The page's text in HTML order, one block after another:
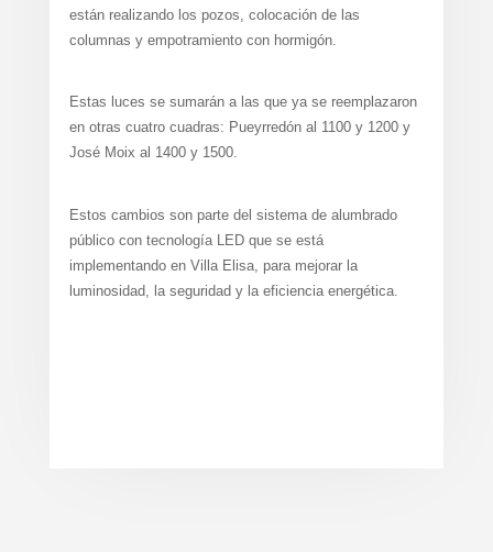
están realizando los pozos, colocación de las
columnas y empotramiento con hormigón.
Estas luces se sumarán a las que ya se reemplazaron
en otras cuatro cuadras: Pueyrredón al 1100 y 1200 y
José Moix al 1400 y 1500.
Estos cambios son parte del sistema de alumbrado
público con tecnología LED que se está
implementando en Villa Elisa, para mejorar la
luminosidad, la seguridad y la eficiencia energética.